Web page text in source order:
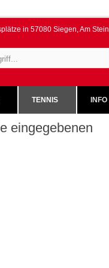
in 57080 Siegen, Am Stein
TENNIS INFO
eingegebenen